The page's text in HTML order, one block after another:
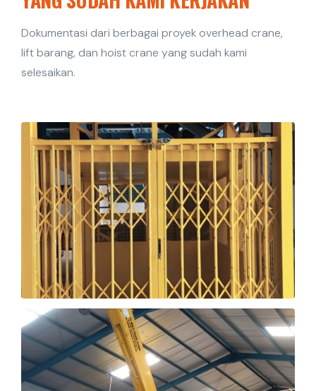
Dokumentasi dari berbagai proyek overhead crane,
lift barang, dan hoist crane yang sudah kami
selesaikan.
LIFT BARANG